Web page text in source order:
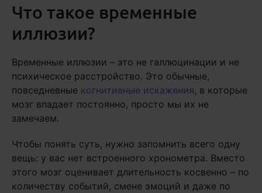
Что такое временные
иллюзии?
Временные иллюзии – это не галлюцинации и не
психическое расстройство. Это обычные,
повседневные когнитивные искажения, в которые
мозг впадает постоянно, просто мы их не
замечаем.
Чтобы понять суть, нужно запомнить всего одну
вещь: у вас нет встроенного хронометра. Вместо
этого мозг оценивает длительность косвенно – по
количеству событий, смене эмоций и даже по